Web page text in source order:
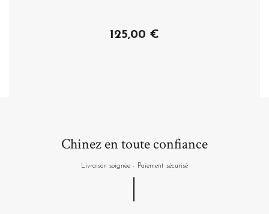
125,00 €
Chinez en toute confiance
Livraison soignée - Paiement sécurisé